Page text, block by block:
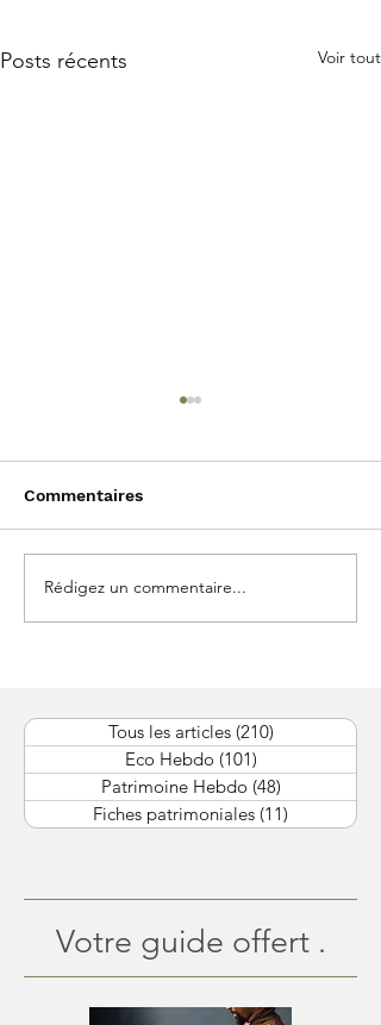
Posts récents Voir tout
Marchés mondiaux :
Commentaires
Rédigez un commentaire...
Tous les articles (210)
Eco Hebdo (101)
Patrimoine Hebdo (48)
Fiches patrimoniales (11)
Votre guide offert .